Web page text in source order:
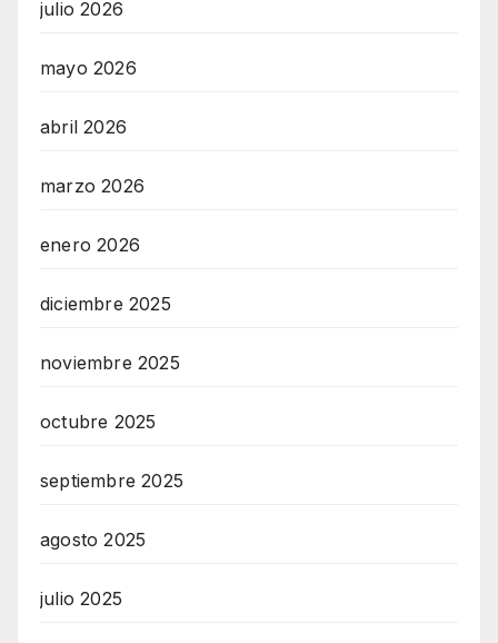
julio 2026
mayo 2026
abril 2026
marzo 2026
enero 2026
diciembre 2025
noviembre 2025
octubre 2025
septiembre 2025
agosto 2025
julio 2025